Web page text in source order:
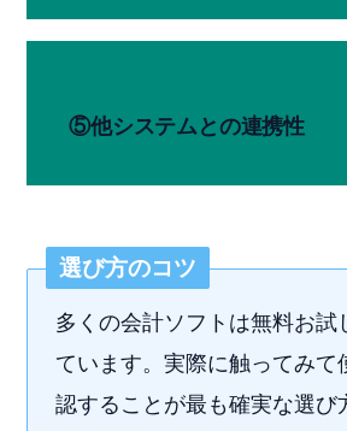
⑤他システムとの連携性
選び方のコツ
多くの会計ソフトは無料お試
ています。実際に触ってみて
認することが最も確実な選び